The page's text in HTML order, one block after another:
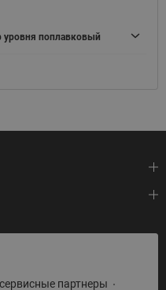
уровня поплавковый
партнеры